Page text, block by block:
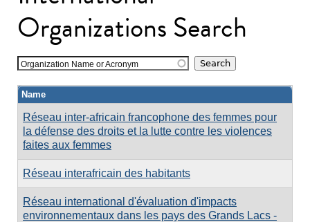
Organizations Search
Organization Name or Acronym
Name
Réseau inter-africain francophone des femmes pour
la défense des droits et la lutte contre les violences
faites aux femmes
Réseau interafricain des habitants
Réseau international d'évaluation d'impacts
environnementaux dans les pays des Grands Lacs -